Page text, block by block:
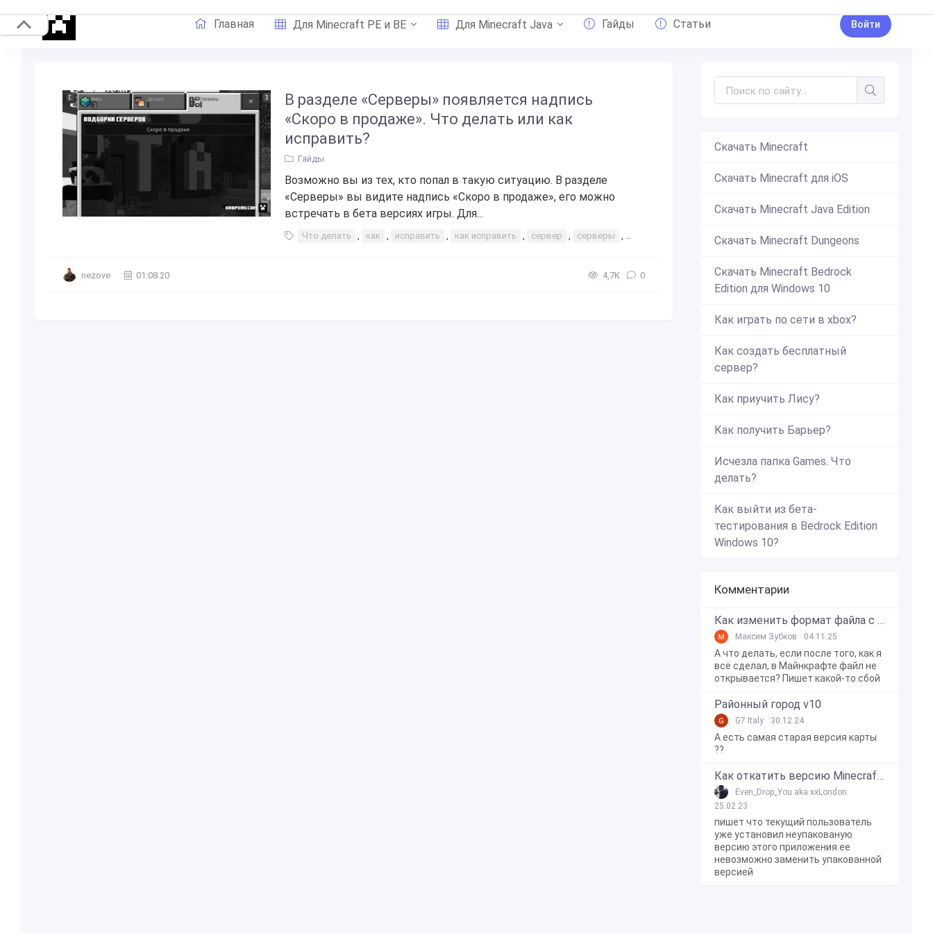
Главная Для Minecraft PE и BE Для Minecraft Java Гайды Статьи Войти
В разделе «Серверы» появляется надпись
«Скоро в продаже». Что делать или как
исправить?
Гайды
Возможно вы из тех, кто попал в такую ситуацию. В разделе
«Серверы» вы видите надпись «Скоро в продаже», его можно
встречать в бета версиях игры. Для...
Что делать , как , исправить , как исправить , сервер , серверы , ошибка , раздел , скоро в продаже ,
nezove 01.08.20 4,7К 0
Скачать Minecraft
Скачать Minecraft для iOS
Скачать Minecraft Java Edition
Скачать Minecraft Dungeons
Скачать Minecraft Bedrock
Edition для Windows 10
Как играть по сети в xbox?
Как создать бесплатный
сервер?
Как приучить Лису?
Как получить Барьер?
Исчезла папка Games. Что
делать?
Как выйти из бета-
тестирования в Bedrock Edition
Windows 10?
Комментарии
Как изменить формат файла с zip в mcworld?
Максим Зубков 04.11.25
А что делать, если после того, как я
всё сделал, в Майнкрафте файл не
открывается? Пишет какой-то сбой
Районный город v10
G7 Italy 30.12.24
А есть самая старая версия карты
??
Как откатить версию Minecraft Bedrock Edition на Windows 10?
Even_Drop_You aka xxLondon
25.02.23
пишет что текущий пользователь
уже установил неупакованую
версию этого приложения.ее
невозможно заменить упакованной
версией